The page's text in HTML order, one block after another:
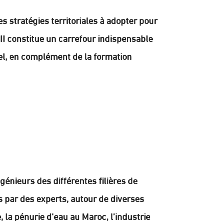
stratégies territoriales à adopter pour
constitue un carrefour indispensable
en complément de la formation
des différentes filières de
des experts, autour de diverses
pénurie d’eau au Maroc, l’industrie